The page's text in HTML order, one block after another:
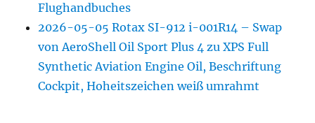
Flughandbuches
2026-05-05 Rotax SI-912 i-001R14 – Swap
von AeroShell Oil Sport Plus 4 zu XPS Full
Synthetic Aviation Engine Oil, Beschriftung
Cockpit, Hoheitszeichen weiß umrahmt